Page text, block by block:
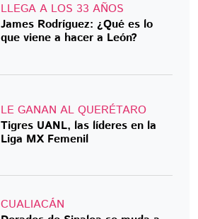
LLEGA A LOS 33 AÑOS
James Rodríguez: ¿Qué es lo
que viene a hacer a León?
LE GANAN AL QUERÉTARO
Tigres UANL, las líderes en la
Liga MX Femenil
CUALIACÁN